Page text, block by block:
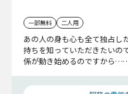
一部無料 二人用
あの人の身も心も全て独占し
持ちを知っていただきたいの
係が動き始めるのですから